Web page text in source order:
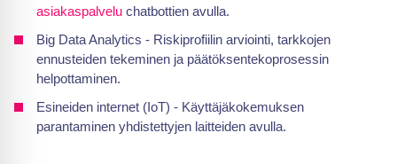
asiakaspalvelu chatbottien avulla.
Big Data Analytics - Riskiprofiilin arviointi, tarkkojen
ennusteiden tekeminen ja päätöksentekoprosessin
helpottaminen.
Esineiden internet (IoT) - Käyttäjäkokemuksen
parantaminen yhdistettyjen laitteiden avulla.